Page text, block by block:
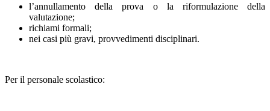
l’annullamento della prova o la riformulazione della
valutazione;
richiami formali;
nei casi più gravi, provvedimenti disciplinari.
Per il personale scolastico: